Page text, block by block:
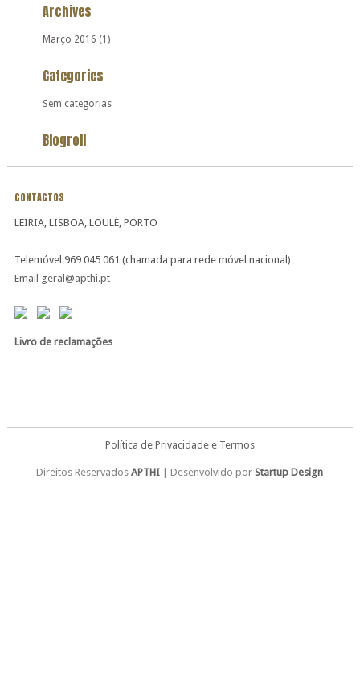
Archives
Março 2016 (1)
Categories
Sem categorias
Blogroll
CONTACTOS
LEIRIA, LISBOA, LOULÉ, PORTO
Telemóvel 969 045 061 (chamada para rede móvel nacional)
Email geral@apthi.pt
Livro de reclamações
Política de Privacidade e Termos
Direitos ReservadosAPTHI | Desenvolvido porStartup Design